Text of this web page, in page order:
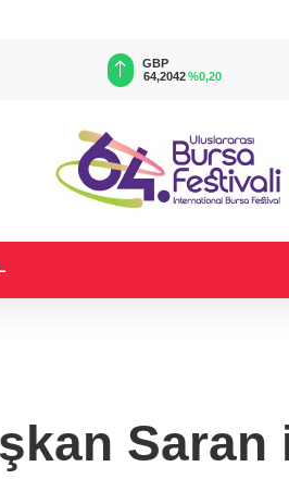
GBP
64,2042 %0,20
Saran